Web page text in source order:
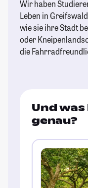
Wir haben
Leben in
wie sie ihre Stadt
oder
die
Und
genau?